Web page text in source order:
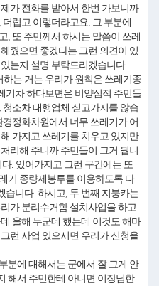
가 전화를 받아서 한번 가보니까
럽고 이렇더라고요. 그 부분에
, 또 주민께서 하시는 말씀이 쓰레
줬으면 좋겠다는 그런 의견이 있
는지 설명 부탁드리겠습니다.
는 거는 우리가 원칙은 쓰레기종
기차 하다보면은 비양심적 주민들
소차 대행업체 싣고가지를 않습
정화차원에서 너무 쓰레기가 어
가지고 쓰레기를 치우고 있지만
리해 주니까 주민들이 그거 뭡니
. 있어가지고 그런 구간에는 또
기 종량제봉투를 이용하도록 다
습니다. 하시고, 두 번째 지붕카는
가 분리수거함 설치사업을 하고
올해 두군데 했는데 이것도 해마
런 사업 있으시면 우리가 신청을
분에 대해서는 군에서 잘 그게 안
해서 주민한테 아니면 이장님한